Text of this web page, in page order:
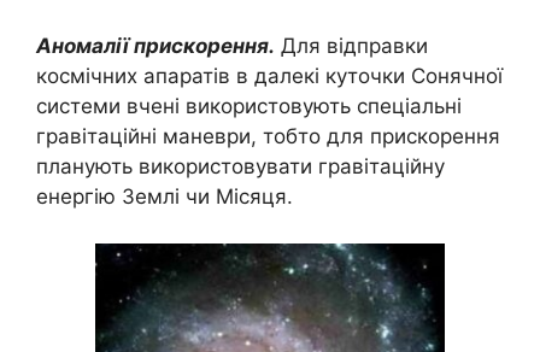
Аномалії прискорення. Для відправки
космічних апаратів в далекі куточки Сонячної
системи вчені використовують спеціальні
гравітаційні маневри, тобто для прискорення
планують використовувати гравітаційну
енергію Землі чи Місяця.